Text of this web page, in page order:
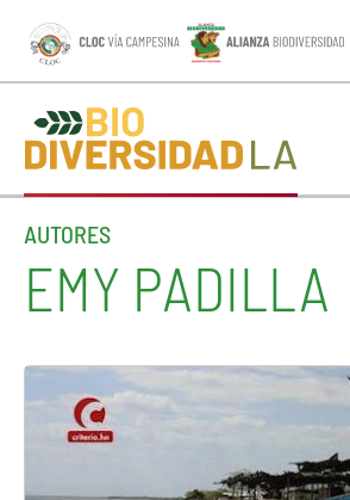
AUTORES
EMY PADILLA